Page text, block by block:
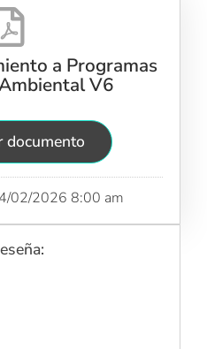
a Programas
V6
documento
02/2026 8:00 am